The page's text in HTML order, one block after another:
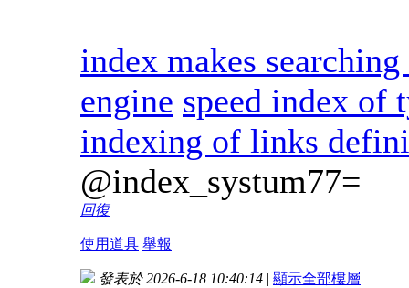
index makes
engine speed index of
indexing of links
@index_systum77=
回復
使用道具 舉報
發表於 2026-6-18 10:40:14 | 顯示全部樓層